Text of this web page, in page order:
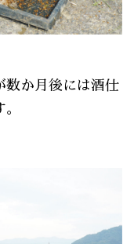
数か月後には酒仕